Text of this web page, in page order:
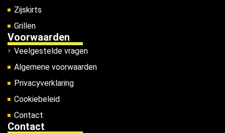
Zijskirts
Grillen
Voorwaarden
Veelgestelde vragen
Algemene voorwaarden
Privacyverklaring
Cookiebeleid
Contact
Contact